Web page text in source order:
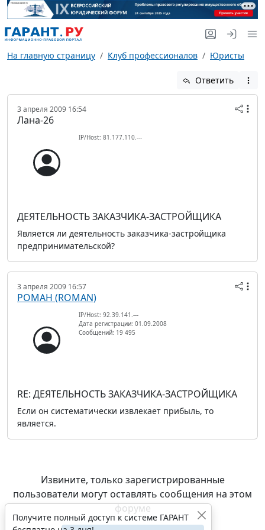
На главную страницу Клуб профессионалов Юристы
Ответить
3 апреля 2009 16:54
Лана-26
IP/Host: 81.177.110.---
ДЕЯТЕЛЬНОСТЬ ЗАКАЗЧИКА-ЗАСТРОЙЩИКА
Является ли деятельность заказчика-застройщика
предпринимательской?
3 апреля 2009 16:57
РОМАН (ROMAN)
IP/Host: 92.39.141.---
Дата регистрации: 01.09.2008
Сообщений: 19 495
RE: ДЕЯТЕЛЬНОСТЬ ЗАКАЗЧИКА-ЗАСТРОЙЩИКА
Если он систематически извлекает прибыль, то
является.
Извините, только зарегистрированные
пользователи могут оставлять сообщения на этом
форуме
Получите полный доступ к системе ГАРАНТ